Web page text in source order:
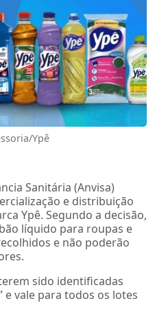
Ypê
Sanitária (Anvisa)
e distribuição
Ypê. Segundo a decisão,
líquido para roupas e
e não poderão
sido identificadas
e vale para todos os lotes